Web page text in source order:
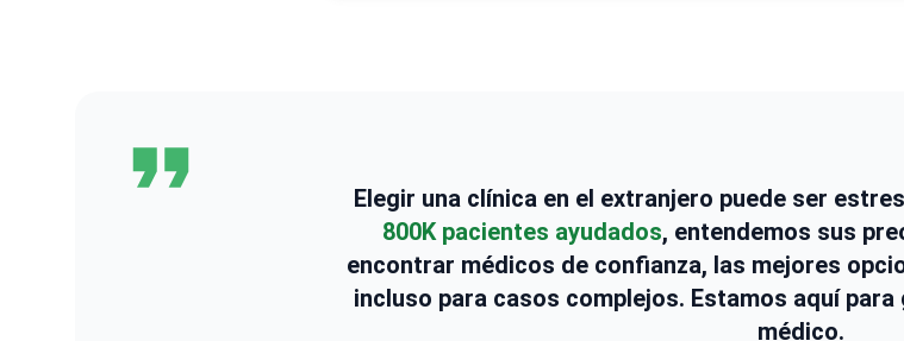
Elegir una clínica en el extranjero puede ser
800K pacientes ayudados, entendemos sus
encontrar médicos de confianza, las mejores
incluso para casos complejos. Estamos aquí
médico.